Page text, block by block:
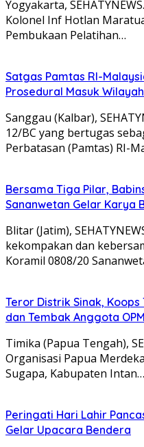
Yogyakarta,
Kolonel Inf Hotlan
Pembukaan Pelatihan…
Satgas Pamtas RI-
Prosedural Masuk Wilayah
Sanggau (Kalbar),
12/BC yang bertugas
Perbatasan (Pamtas) RI-
Bersama Tiga Pilar,
Sananwetan Gelar Karya
Blitar (Jatim),
kekompakan dan
Koramil 0808/20
Teror Distrik Sinak,
dan Tembak Anggota OPM
Timika (Papua Tengah),
Organisasi Papua
Sugapa, Kabupaten Intan…
Peringati Hari Lahir
Gelar Upacara Bendera